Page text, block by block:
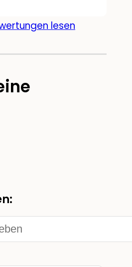
auch für
werden wir
Freude
lesen